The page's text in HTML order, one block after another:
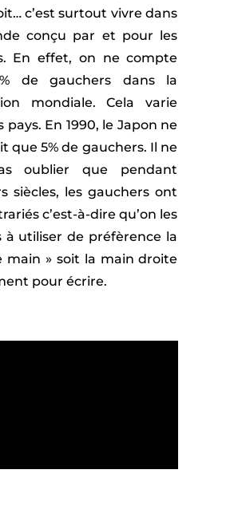
c’est surtout vivre dans
conçu par et pour les
En effet, on ne compte
de gauchers dans la
mondiale. Cela varie
pays. En 1990, le Japon ne
que 5% de gauchers. Il ne
oublier que pendant
siècles, les gauchers ont
c’est-à-dire qu’on les
à utiliser de préfèrence la
main » soit la main droite
pour écrire.